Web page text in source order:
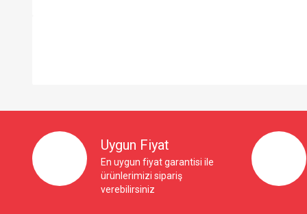
Uygun Fiyat
En uygun fiyat garantisi ile
ürünlerimizi sipariş
verebilirsiniz